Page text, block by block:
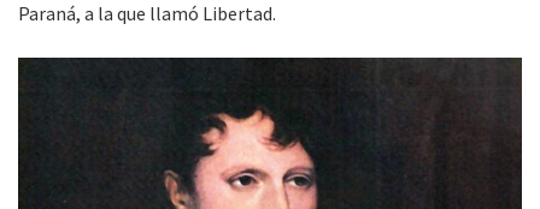
Paraná, a la que llamó Libertad.